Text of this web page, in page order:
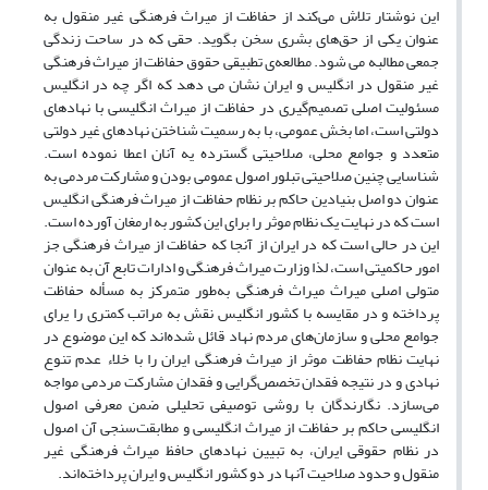
این نوشتار تلاش می‌کند از حفاظت از میراث فرهنگی غیر منقول به
عنوان یکی از حق‌های بشری سخن بگوید. حقی که در ساحت زندگی
جمعی مطالبه می شود. مطالعه‌ی تطبیقی حقوق حفاظت از میراث فرهنگی
غیر منقول در انگلیس و ایران نشان می دهد که اگر چه در انگلیس
مسئولیت اصلی تصمیم‌گیری در حفاظت از میراث انگلیسی با نهادهای
دولتی است، اما بخش عمومی، با به رسمیت شناختن نهادهای غیر دولتی
متعدد و جوامع محلی، صلاحیتی گسترده یه آنان اعطا نموده است.
شناسایی چنین صلاحیتی تبلور اصول عمومی بودن و مشارکت مردمی به
عنوان دو اصل بنیادین حاکم بر نظام حفاظت از میراث فرهنگی انگلیس
است که در نهایت یک نظام موثر را برای این کشور به ارمغان آورده است.
این در حالی است که در ایران از آنجا که حفاظت از میراث فرهنگی جز
امور حاکمیتی است، لذا وزارت میراث فرهنگی و ادارات تابع آن به عنوان
متولی اصلی میراث میراث فرهنگی به‌طور متمرکز به مسأله حفاظت
پرداخته و در مقایسه با کشور انگلیس نقش به مراتب کمتری را یرای
جوامع محلی و سازمان‌های مردم نهاد قائل شده‌اند که این موضوع در
نهایت نظام حفاظت موثر از میراث فرهنگی ایران را با خلاء عدم تنوع
نهادی و در نتیجه فقدان تخصص‌گرایی و فقدان مشارکت مردمی مواجه
می‌سازد. نگارندگان با روشی توصیفی تحلیلی ضمن معرفی اصول
انگلیسی حاکم بر حفاظت از میراث انگلیسی و مطابقت‌سنجی آن اصول
در نظام حقوقی ایران، به تبیین نهادهای حافظ میراث فرهنگی غیر
منقول و حدود صلاحیت آنها در دو کشور انگلیس و ایران پرداخته‌اند.